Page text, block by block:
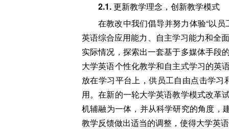
2.1.更新教学理念，创新教学模式
在教改中我们倡导并努力体验“以
英语综合应用能力、自主学习能力和全
实际情况，探索出一套基于多媒体手段
大学英语个性化教学和自主式学习的英
放在学习平台上，供员工自由点击学
用。在新的一轮大学英语教学模式改革
机辅融为一体，并从科学研究的角度，
教学反馈做出适当的调整，使得大学英